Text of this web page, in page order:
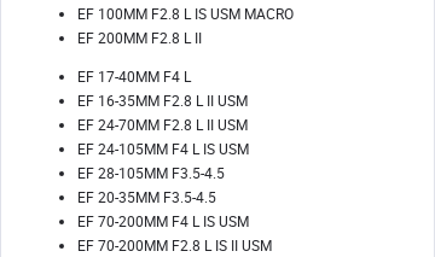
EF 100MM F2.8 L IS USM MACRO
EF 200MM F2.8 L II
EF 17-40MM F4 L
EF 16-35MM F2.8 L II USM
EF 24-70MM F2.8 L II USM
EF 24-105MM F4 L IS USM
EF 28-105MM F3.5-4.5
EF 20-35MM F3.5-4.5
EF 70-200MM F4 L IS USM
EF 70-200MM F2.8 L IS II USM